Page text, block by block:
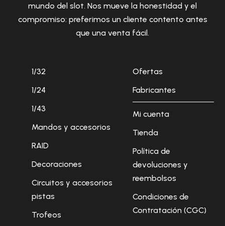
mundo del slot. Nos mueve la honestidad y el
compromiso: preferimos un cliente contento antes
que una venta fácil.
1/32
1/24
1/43
Mandos y accesorios
RAID
Decoraciones
Circuitos y accesorios
pistas
Trofeos
Ofertas
Fabricantes
Mi cuenta
Tienda
Política de
devoluciones y
reembolsos
Condiciones de
Contratación (CGC)